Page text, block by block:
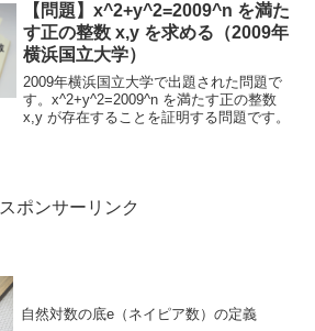
【問題】x^2+y^2=2009^n を満た
す正の整数 x,y を求める（2009年
横浜国立大学）
2009年横浜国立大学で出題された問題で
す。x^2+y^2=2009^n を満たす正の整数
x,y が存在することを証明する問題です。
スポンサーリンク
自然対数の底e（ネイピア数）の定義